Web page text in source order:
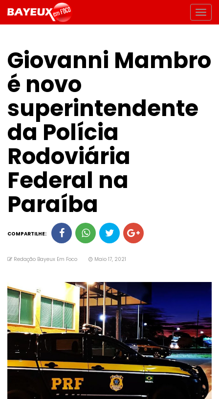
Giovanni Mambro
é novo
superintendente
da Polícia
Rodoviária
Federal na
Paraíba
COMPARTILHE:
Redação Bayeux Em Foco Maio 17, 2021